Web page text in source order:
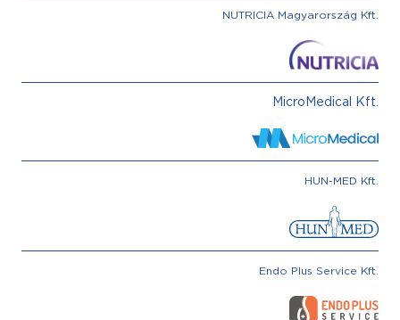
NUTRICIA Magyarország Kft.
MicroMedical Kft.
HUN-MED Kft.
Endo Plus Service Kft.